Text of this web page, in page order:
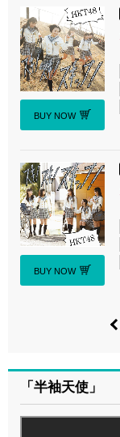
BUY NOW
BUY NOW
「半袖天使」